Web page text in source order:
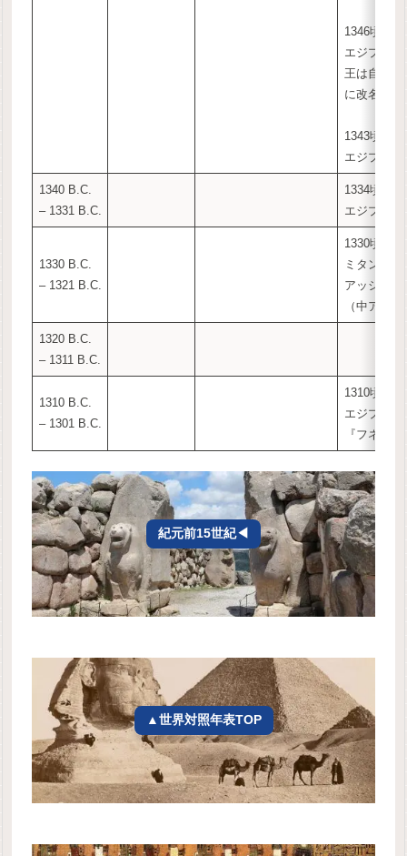
1346頃:
エジプト
王は自ら
に改名
1343頃:
エジプト
1340 B.C.
– 1331 B.C.
1334頃:
エジプト
1330 B.C.
– 1321 B.C.
1330頃:
ミタンニ
アッシュ
（中アッ
1320 B.C.
– 1311 B.C.
1310 B.C.
– 1301 B.C.
1310頃:
エジプト
『フネフ
紀元前15世紀◀
▲世界対照年表TOP